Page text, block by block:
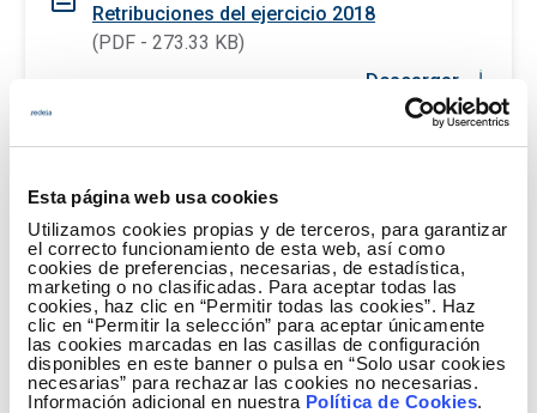
Esta página web usa cookies
Utilizamos cookies propias y de terceros, para garantizar
el correcto funcionamiento de esta web, así como
cookies de preferencias, necesarias, de estadística,
marketing o no clasificadas. Para aceptar todas las
cookies, haz clic en “Permitir todas las cookies”. Haz
clic en “Permitir la selección” para aceptar únicamente
las cookies marcadas en las casillas de configuración
disponibles en este banner o pulsa en “Solo usar cookies
necesarias” para rechazar las cookies no necesarias.
Información adicional en nuestra Política de Cookies.
Retribuciones del ejercicio 2018
(PDF - 273.33 KB)
Descargar